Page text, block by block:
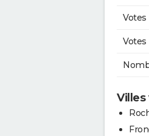
Votes
Votes